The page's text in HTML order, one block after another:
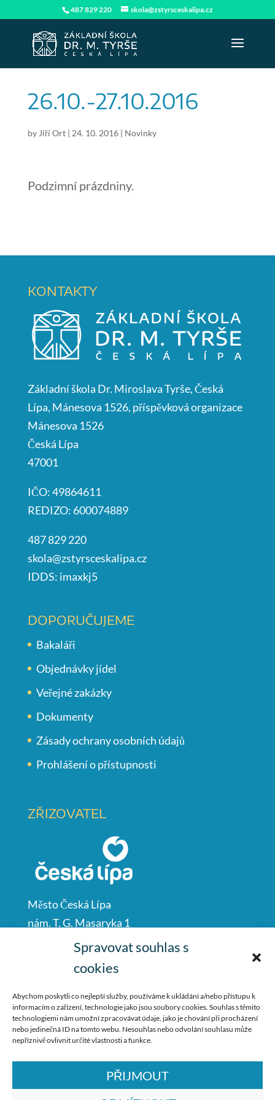
Spravovat souhlas s
cookies
Abychom poskytli co nejlepší služby, používáme k ukládání a/nebo přístupu k
informacím o zařízení, technologie jako jsou soubory cookies. Souhlas s těmito
technologiemi nám umožní zpracovávat údaje, jako je chování při procházení
nebo jedinečná ID na tomto webu. Nesouhlas nebo odvolání souhlasu může
nepříznivě ovlivnit určité vlastnosti a funkce.
PŘIJMOUT
487 829 220 skola@zstyrsceskalipa.cz
26.10.-27.10.2016
by Jiří Ort| 24. 10. 2016| Novinky
Podzimní prázdniny.
KONTAKTY
Základní škola Dr. Miroslava Tyrše, Česká
Lípa, Mánesova 1526, příspěvková organizace
Mánesova 1526
Česká Lípa
47001
IČO: 49864611
REDIZO: 600074889
487 829 220
skola@zstyrsceskalipa.cz
IDDS: imaxkj5
DOPORUČUJEME
Bakaláři
Objednávky jídel
Veřejné zakázky
Dokumenty
Zásady ochrany osobních údajů
Prohlášení o přístupnosti
ZŘIZOVATEL
Město Česká Lípa
nám. T. G. Masaryka 1
Česká Lípa
487 881 111
podatelna@mucl.cz